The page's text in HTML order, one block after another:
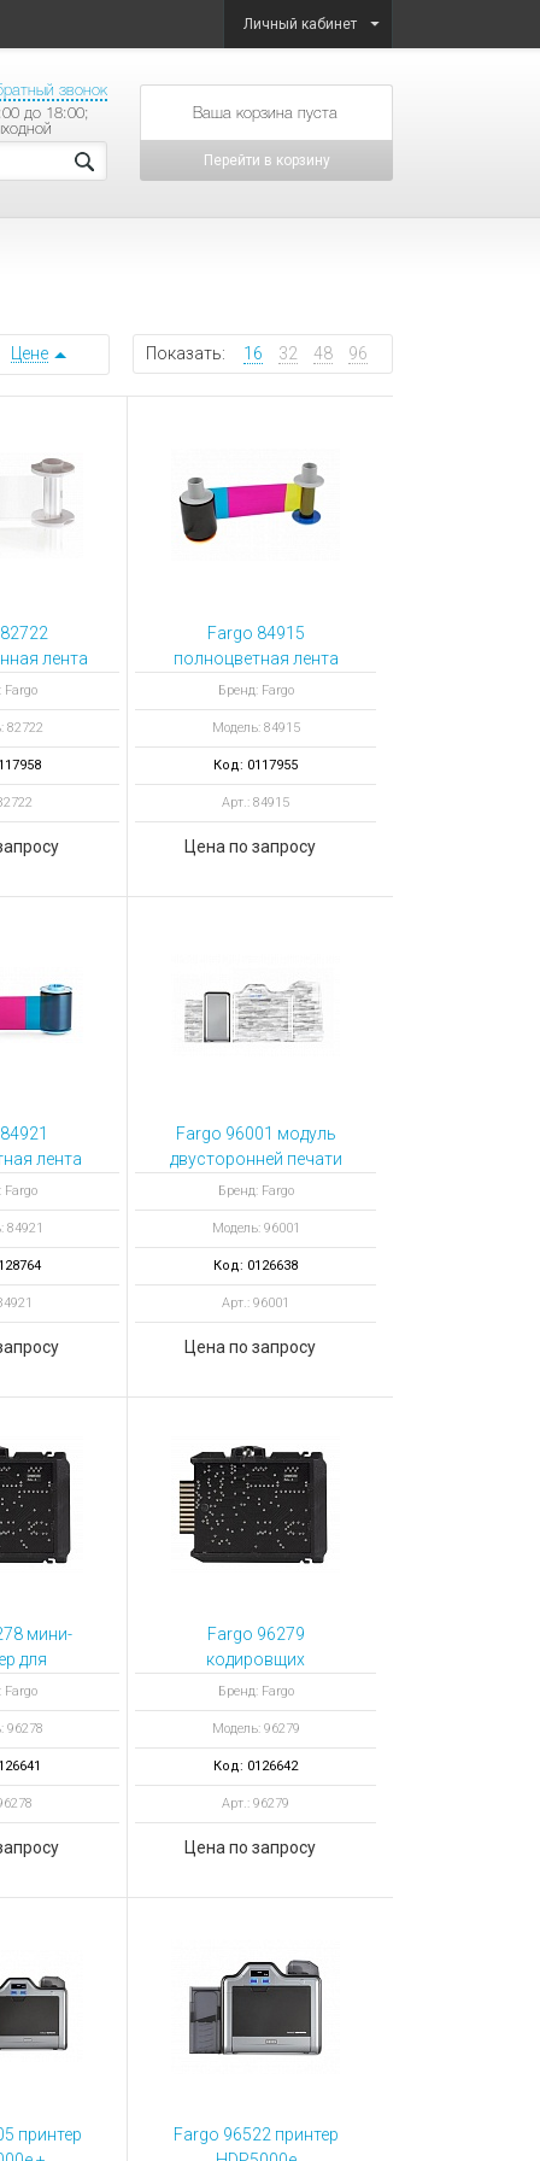
Личный кабинет
звонок
до 18:00;
товаров на сумму
Перейти в корзину
Показать: 16 32 48 96
Цене
лента
LMX с
mil, 1000
Fargo
82722
Fargo 84915
полноцветная лента
YMCKH 600
отпечатков
Бренд: Fargo
Модель: 84915
Код: 0117955
Арт.: 84915
Цена по запросу
лента
Fargo
84921
Fargo 96001 модуль
двусторонней печати
для принтера
HDP5000e
Бренд: Fargo
Модель: 96001
Код: 0126638
Арт.: 96001
Цена по запросу
мини-
для
Fargo
96278
Fargo 96279
кодировщих
контактных смарт-
карт с чипом для
двусторонних
принтеров HDP5000e
Бренд: Fargo
Модель: 96279
Код: 0126642
Арт.: 96279
Цена по запросу
принтер
Fargo 96522 принтер